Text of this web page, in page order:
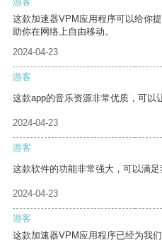
这款加速器VPM应用程序可以给你
助你在网络上自由移动。
2024-04-23
游客
这款app的音乐资源非常优质，可以
2024-04-23
游客
这款软件的功能非常强大，可以满足
2024-04-23
游客
这款加速器VPM应用程序已经为我